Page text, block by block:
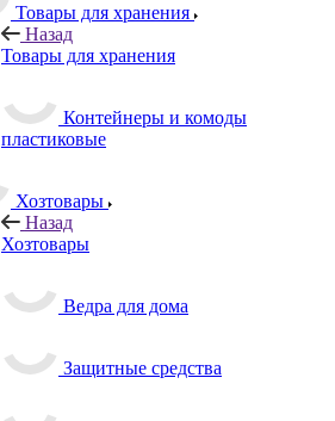
Товары для хранения
Назад
Товары для хранения
Контейнеры и комоды
пластиковые
Хозтовары
Назад
Хозтовары
Ведра для дома
Защитные средства